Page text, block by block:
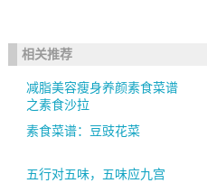
相关推荐
减脂美容瘦身养颜素食菜谱
之素食沙拉
素食菜谱：豆豉花菜
五行对五味，五味应九宫